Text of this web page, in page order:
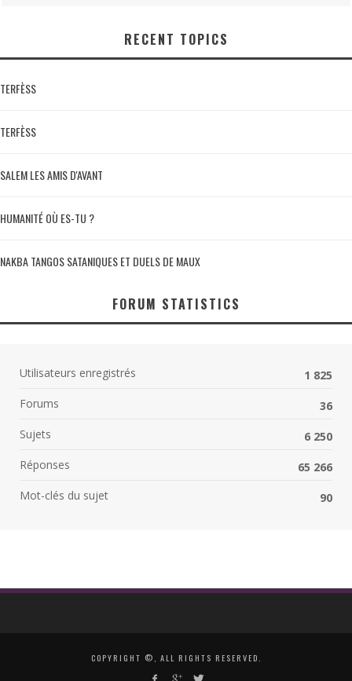
RECENT TOPICS
TERFÈSS
TERFÈSS
SALEM LES AMIS D'AVANT
HUMANITÉ OÙ ES-TU ?
NAKBA TANGOS SATANIQUES ET DUELS DE MAUX
FORUM STATISTICS
Utilisateurs enregistrés
1 825
Forums
36
Sujets
6 250
Réponses
65 266
Mot-clés du sujet
90
COPYRIGHT ©, ALL RIGHTS RESERVED.